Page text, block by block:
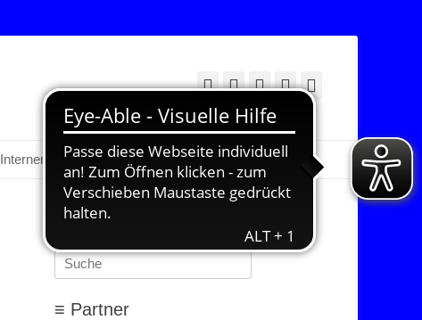
Facebook
Twitter
E- YouTube
Interner Bereich
Suchen
Suchen
nach:
≡ Partner